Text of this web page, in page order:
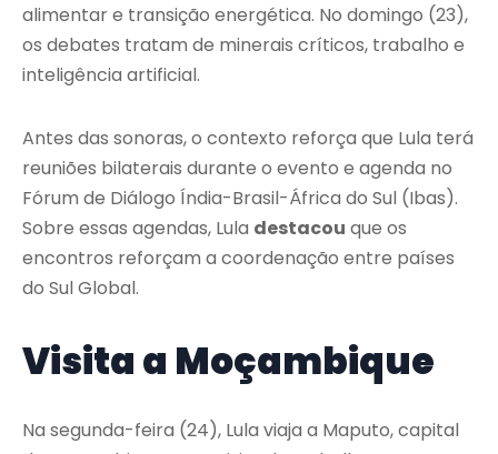
alimentar e transição energética. No domingo (23),
os debates tratam de minerais críticos, trabalho e
inteligência artificial.
Antes das sonoras, o contexto reforça que Lula terá
reuniões bilaterais durante o evento e agenda no
Fórum de Diálogo Índia-Brasil-África do Sul (Ibas).
Sobre essas agendas, Lula destacou que os
encontros reforçam a coordenação entre países
do Sul Global.
Visita a Moçambique
Na segunda-feira (24), Lula viaja a Maputo, capital